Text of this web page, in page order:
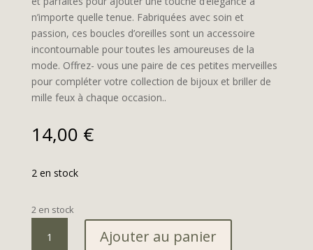
n’importe quelle tenue. Fabriquées avec soin et
passion, ces boucles d’oreilles sont un accessoire
incontournable pour toutes les amoureuses de la
mode. Offrez- vous une paire de ces petites merveilles
pour compléter votre collection de bijoux et briller de
mille feux à chaque occasion..
14,00 €
2 en stock
2 en stock
Ajouter au panier